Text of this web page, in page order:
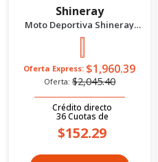
Shineray
Moto Deportiva Shineray
Xy200-18 New 2027 Rojo
Oferta Express: $1,960.39
Oferta: $2,045.40
Crédito directo
36Cuotas de
$152.29